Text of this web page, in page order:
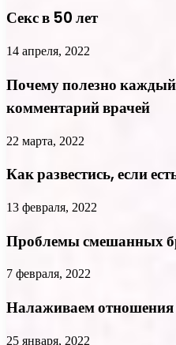
Секс в 50 лет
14 апреля, 2022
Почему полезно каждый
комментарий врачей
22 марта, 2022
Как развестись, если
13 февраля, 2022
Проблемы смешанных
7 февраля, 2022
Налаживаем отношения
25 января, 2022